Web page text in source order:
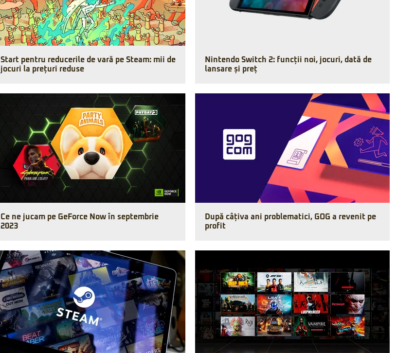
Start pentru reducerile de vară pe Steam: mii de
jocuri la prețuri reduse
Nintendo Switch 2: funcții noi, jocuri, dată de
lansare și preț
Ce ne jucam pe GeForce Now în septembrie
2023
După câțiva ani problematici, GOG a revenit pe
profit